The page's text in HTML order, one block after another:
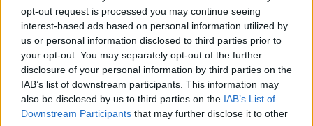
opt-out request is processed you may continue seeing
interest-based ads based on personal information utilized by
us or personal information disclosed to third parties prior to
your opt-out. You may separately opt-out of the further
disclosure of your personal information by third parties on the
IAB’s list of downstream participants. This information may
also be disclosed by us to third parties on the IAB’s List of
Downstream Participants that may further disclose it to other